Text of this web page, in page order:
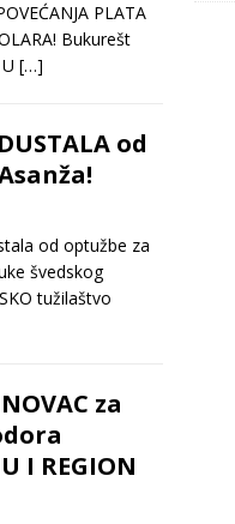
PLATA
Bukurešt
[…]
od
od optužbe za
švedskog
tužilaštvo
za
I REGION